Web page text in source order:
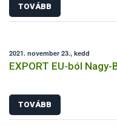
TOVÁBB
2021. november 23., kedd
EXPORT EU-ból
TOVÁBB